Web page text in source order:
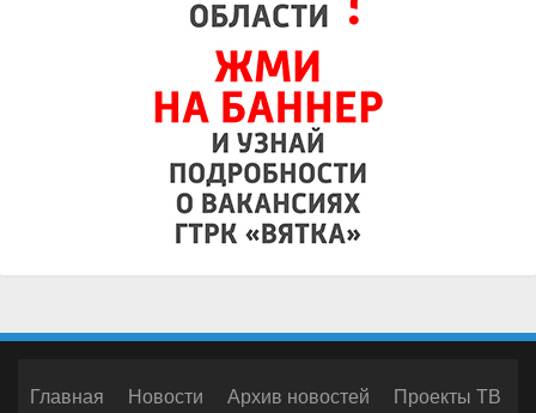
Главная Новости Архив новостей
Проекты ТВ